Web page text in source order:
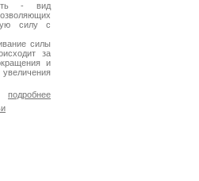
- вид
силу с
силы
за
и
подробнее